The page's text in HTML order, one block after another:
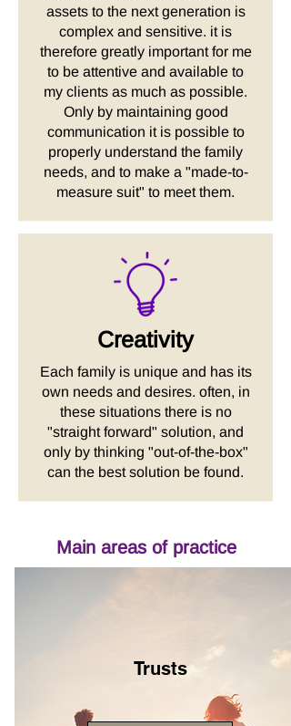
assets to the next generation is
complex and sensitive. it is
therefore greatly important for me
to be attentive and available to
my clients as much as possible.
Only by maintaining good
communication it is possible to
properly understand the family
needs, and to make a "made-to-
measure suit" to meet them.
Creativity
Each family is unique and has its
own needs and desires. often, in
these situations there is no
"straight forward" solution, and
only by thinking "out-of-the-box"
can the best solution be found.
Main areas of practice
Trusts